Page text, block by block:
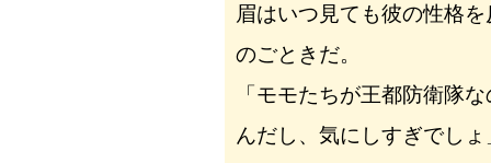
眉はいつ見ても彼の性格
のごときだ。
「モモたちが王都防衛隊
んだし、気にしすぎでしょ